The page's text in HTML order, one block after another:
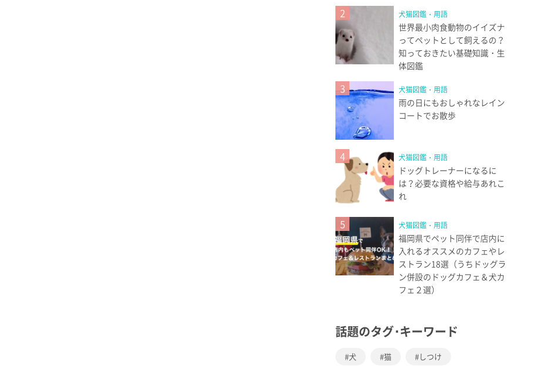
2 犬猫図鑑・用語
世界最小肉食動物のイイズナ
ってペットとして飼えるの？
知っておきたい基礎知識・生
体図鑑
3 犬猫図鑑・用語
雨の日にもおしゃれなレイン
コートでお散歩
4 犬猫図鑑・用語
ドッグトレーナーになるに
は？必要な資格や給与あれこ
れ
5 犬猫図鑑・用語
福岡県でペット同伴で店内に
入れるオススメのカフェやレ
ストラン18選（うちドッグラ
ン併設のドッグカフェ＆犬カ
フェ２選）
話題のタグ･キーワード
犬 猫 しつけ